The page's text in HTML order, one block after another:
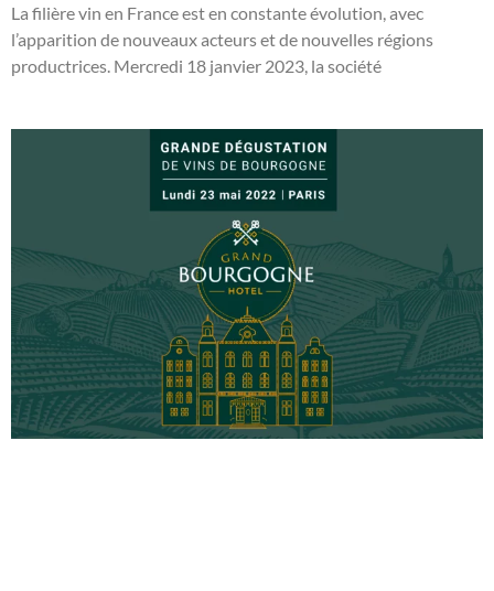
La filière vin en France est en constante évolution, avec
l’apparition de nouveaux acteurs et de nouvelles régions
productrices. Mercredi 18 janvier 2023, la société